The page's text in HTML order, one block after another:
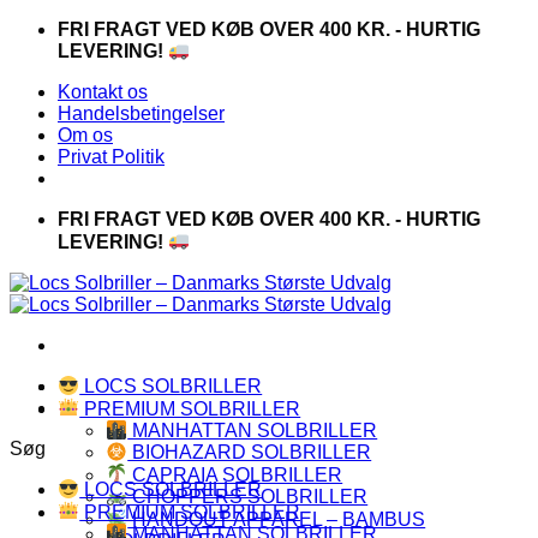
FortsætFRI FRAGT VED KØB OVER 400 KR. - HURTIG
LEVERING!
Kontakt os
Handelsbetingelser
Om os
Privat Politik
FRI FRAGT VED KØB OVER 400 KR. - HURTIG
LEVERING!
LOCS SOLBRILLER
PREMIUM SOLBRILLER
MANHATTAN SOLBRILLER
BIOHAZARD SOLBRILLER
CAPRAIA SOLBRILLER
CHOPPERS SOLBRILLER
HANDOUT APPAREL – BAMBUS
Søg
LOCS SOLBRILLER
PREMIUM SOLBRILLER
MANHATTAN SOLBRILLER